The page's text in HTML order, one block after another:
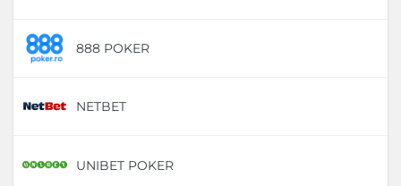
888 POKER
NETBET
UNIBET POKER